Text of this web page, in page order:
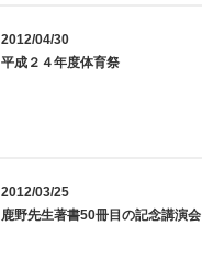
2012/04/30
平成２４年度体育祭
2012/03/25
鹿野先生著書50冊目の記念講演会